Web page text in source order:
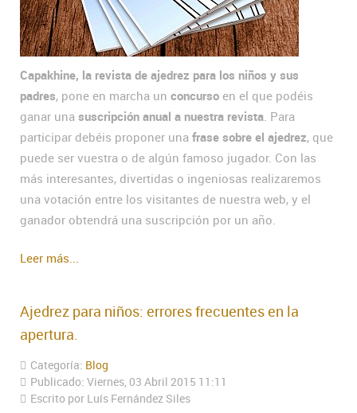
Capakhine, la revista de ajedrez para los niños y sus
padres, pone en marcha un concurso en el que podéis
ganar una suscripción anual a nuestra revista . Para
participar debéis proponer una frase sobre el ajedrez, que
puede ser vuestra o de algún famoso jugador. Con las
más interesantes, divertidas o ingeniosas realizaremos
una votación entre los visitantes de nuestra web, y el
ganador obtendrá una suscripción por un año.
Leer más...
Ajedrez para niños: errores frecuentes en la
apertura.
Categoría: Blog
Publicado: Viernes, 03 Abril 2015 11:11
Escrito por Luís Fernández Siles